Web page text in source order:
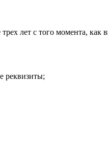
лет с того момента, как
реквизиты;